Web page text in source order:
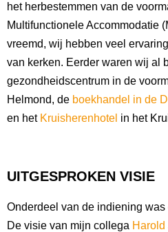
het herbestemmen van de
Multifunctionele Accommodatie
vreemd, wij hebben veel
van kerken. Eerder waren wij al
gezondheidscentrum in de
Helmond, de boekhandel in de
en het Kruisherenhotel in het
UITGESPROKEN VISIE
Onderdeel van de indiening
De visie van mijn collega Harold